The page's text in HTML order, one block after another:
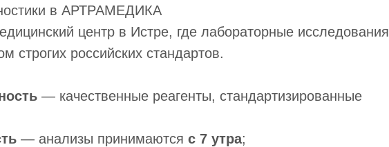
в АРТРАМЕДИКА
центр в Истре, где лабораторные исследования
строгих российских стандартов.
— качественные реагенты, стандартизированные
— анализы принимаются с 7 утра;